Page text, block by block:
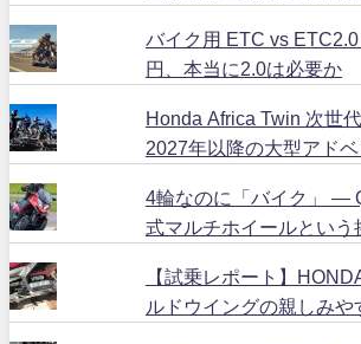
バイク用 ETC vs
円、本当に2.0は必要か
Honda Africa Twin 次世
2027年以降の大型アド
4輪なのに「バイク」 ―
式マルチホイールという
【試乗レポート】
ルドウイングの親しみや